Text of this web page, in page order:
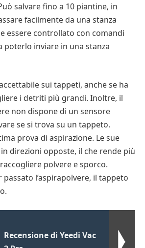
salvare fino a 10 piantine, in
facilmente da una stanza
essere controllato con comandi
poterlo inviare in una stanza
sui tappeti, anche se ha
i detriti più grandi. Inoltre, il
non dispone di un sensore
se si trova su un tappeto.
prova di aspirazione. Le sue
direzioni opposte, il che rende più
polvere e sporco.
l’aspirapolvere, il tappeto
Recensione di Yeedi Vac